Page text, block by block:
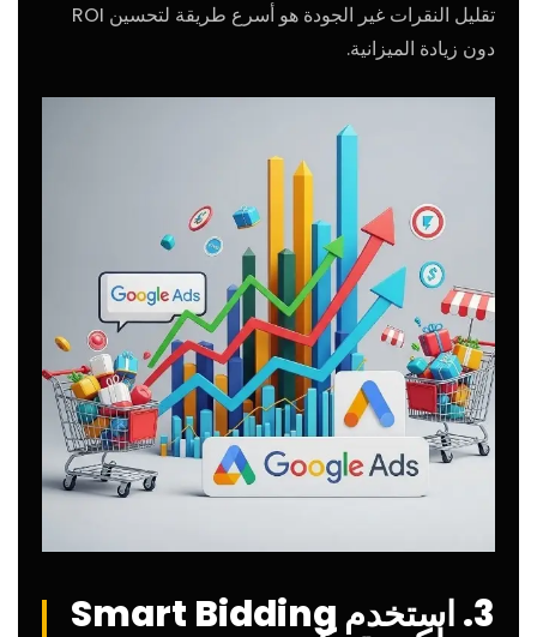
تقليل النقرات غير الجودة هو أسرع طريقة لتحسين ROI
دون زيادة الميزانية.
3. استخدم Smart Bidding